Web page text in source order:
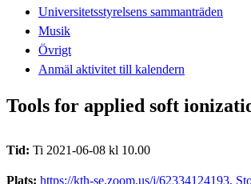
Universitetsstyrelsens sammanträden
Musik
Övrigt
Anmäl aktivitet till kalendern
Tools for applied soft
Tid: Ti 2021-06-08 kl 10.00
Plats: https://kth-se.zoom.us/j/62334124193,